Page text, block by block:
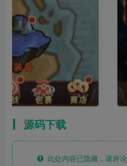
源码下载
此处内容已隐藏，请评